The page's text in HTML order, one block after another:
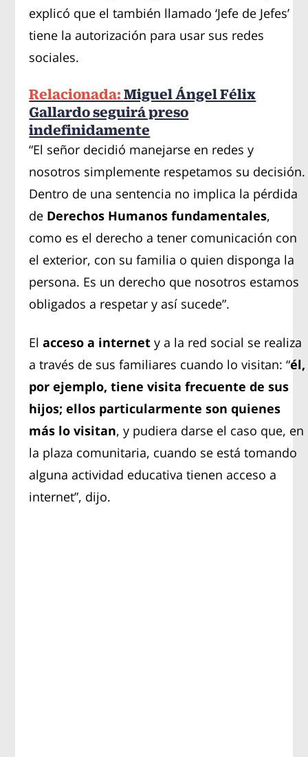
explicó que el también llamado ‘Jefe de Jefes’
tiene la autorización para usar sus redes
sociales.
Relacionada:Miguel Ángel Félix
Gallardo seguirá preso
indefinidamente
“El señor decidió manejarse en redes y
nosotros simplemente respetamos su decisión.
Dentro de una sentencia no implica la pérdida
de Derechos Humanos fundamentales,
como es el derecho a tener comunicación con
el exterior, con su familia o quien disponga la
persona. Es un derecho que nosotros estamos
obligados a respetar y así sucede”.
Elacceso a internet y a la red social se realiza
a través de sus familiares cuando lo visitan: “él,
por ejemplo, tiene visita frecuente de sus
hijos; ellos particularmente son quienes
más lo visitan, y pudiera darse el caso que, en
la plaza comunitaria, cuando se está tomando
alguna actividad educativa tienen acceso a
internet”, dijo.